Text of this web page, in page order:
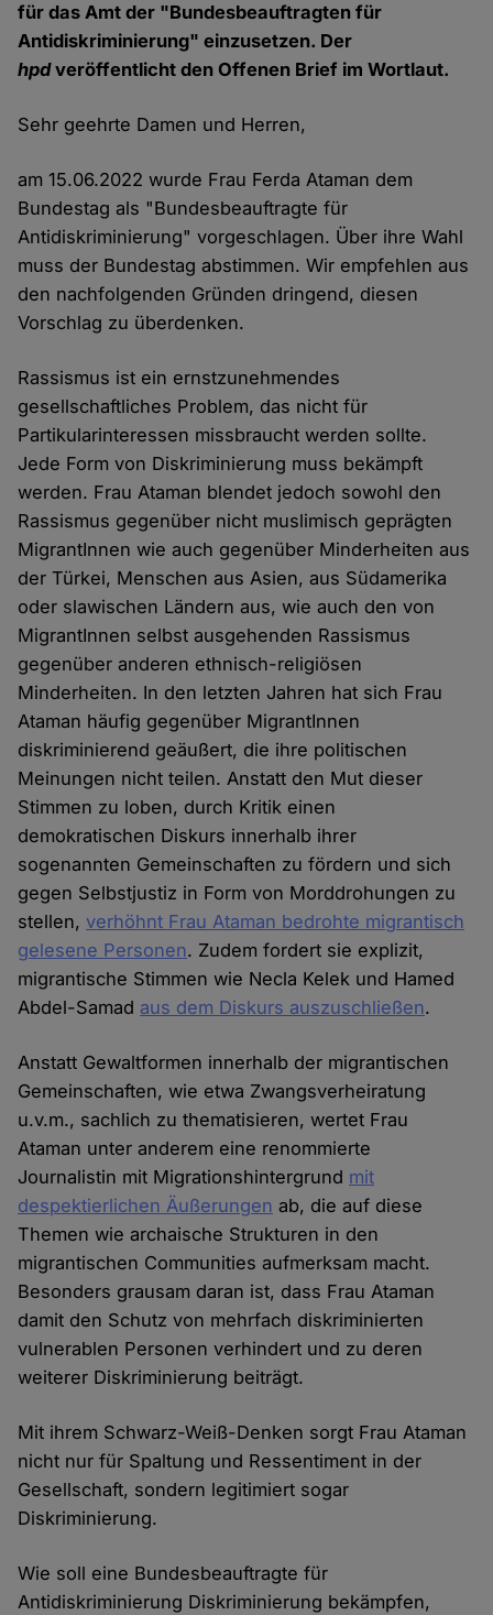
für das Amt der "Bundesbeauftragten für
Antidiskriminierung" einzusetzen. Der
hpdveröffentlicht den Offenen Brief im Wortlaut.
Sehr geehrte Damen und Herren,
am 15.06.2022 wurde Frau Ferda Ataman dem
Bundestag als "Bundesbeauftragte für
Antidiskriminierung" vorgeschlagen. Über ihre Wahl
muss der Bundestag abstimmen. Wir empfehlen aus
den nachfolgenden Gründen dringend, diesen
Vorschlag zu überdenken.
Rassismus ist ein ernstzunehmendes
gesellschaftliches Problem, das nicht für
Partikularinteressen missbraucht werden sollte.
Jede Form von Diskriminierung muss bekämpft
werden. Frau Ataman blendet jedoch sowohl den
Rassismus gegenüber nicht muslimisch geprägten
MigrantInnen wie auch gegenüber Minderheiten aus
der Türkei, Menschen aus Asien, aus Südamerika
oder slawischen Ländern aus, wie auch den von
MigrantInnen selbst ausgehenden Rassismus
gegenüber anderen ethnisch-religiösen
Minderheiten. In den letzten Jahren hat sich Frau
Ataman häufig gegenüber MigrantInnen
diskriminierend geäußert, die ihre politischen
Meinungen nicht teilen. Anstatt den Mut dieser
Stimmen zu loben, durch Kritik einen
demokratischen Diskurs innerhalb ihrer
sogenannten Gemeinschaften zu fördern und sich
gegen Selbstjustiz in Form von Morddrohungen zu
stellen,verhöhnt Frau Ataman bedrohte migrantisch
gelesene Personen. Zudem fordert sie explizit,
migrantische Stimmen wie Necla Kelek und Hamed
Abdel-Samad aus dem Diskurs auszuschließen.
Anstatt Gewaltformen innerhalb der migrantischen
Gemeinschaften, wie etwa Zwangsverheiratung
u.v.m., sachlich zu thematisieren, wertet Frau
Ataman unter anderem eine renommierte
Journalistin mit Migrationshintergrund mit
despektierlichen Äußerungen ab, die auf diese
Themen wie archaische Strukturen in den
migrantischen Communities aufmerksam macht.
Besonders grausam daran ist, dass Frau Ataman
damit den Schutz von mehrfach diskriminierten
vulnerablen Personen verhindert und zu deren
weiterer Diskriminierung beiträgt.
Mit ihrem Schwarz-Weiß-Denken sorgt Frau Ataman
nicht nur für Spaltung und Ressentiment in der
Gesellschaft, sondern legitimiert sogar
Diskriminierung.
Wie soll eine Bundesbeauftragte für
Antidiskriminierung Diskriminierung bekämpfen,